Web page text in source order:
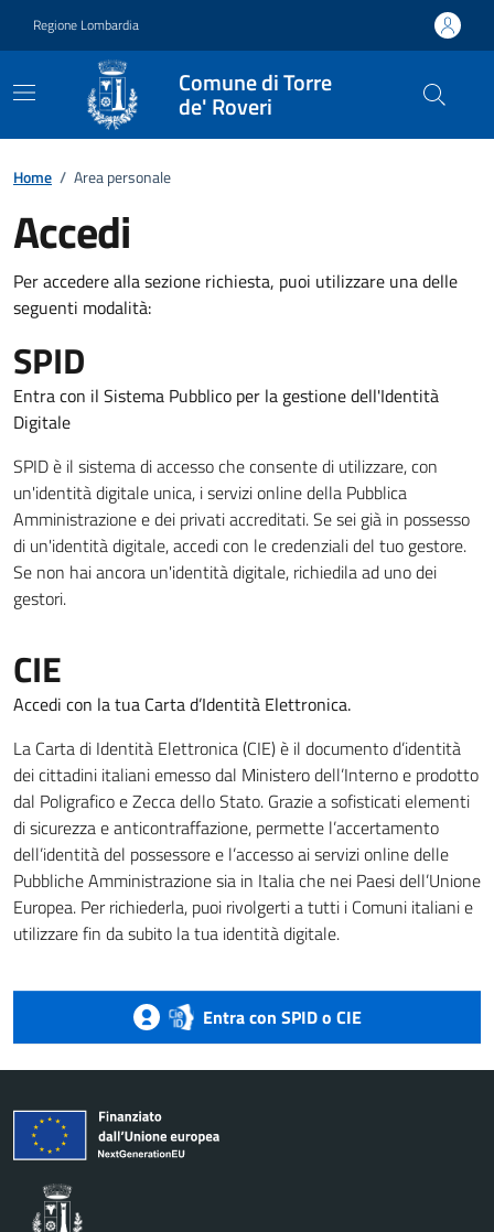
Regione Lombardia
Comune di Torre
de' Roveri
Home / Area personale
Accedi
Per accedere alla sezione richiesta, puoi utilizzare una delle
seguenti modalità:
SPID
Entra con il Sistema Pubblico per la gestione dell'Identità
Digitale
SPID è il sistema di accesso che consente di utilizzare, con
un'identità digitale unica, i servizi online della Pubblica
Amministrazione e dei privati accreditati. Se sei già in possesso
di un'identità digitale, accedi con le credenziali del tuo gestore.
Se non hai ancora un'identità digitale, richiedila ad uno dei
gestori.
CIE
Accedi con la tua Carta d’Identità Elettronica.
La Carta di Identità Elettronica (CIE) è il documento d’identità
dei cittadini italiani emesso dal Ministero dell’Interno e prodotto
dal Poligrafico e Zecca dello Stato. Grazie a sofisticati elementi
di sicurezza e anticontraffazione, permette l’accertamento
dell’identità del possessore e l’accesso ai servizi online delle
Pubbliche Amministrazione sia in Italia che nei Paesi dell’Unione
Europea. Per richiederla, puoi rivolgerti a tutti i Comuni italiani e
utilizzare fin da subito la tua identità digitale.
Entra con SPID o CIE